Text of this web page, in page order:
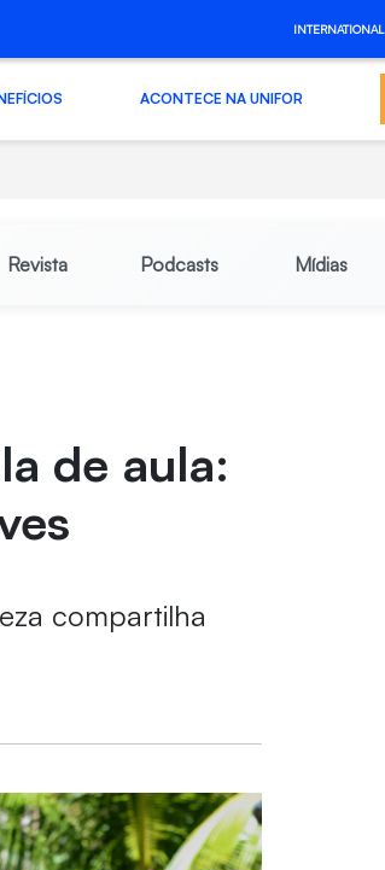
INTERNATIONAL
ACONTECE NA UNIFOR
Revista Podcasts Mídias
de aula:
compartilha